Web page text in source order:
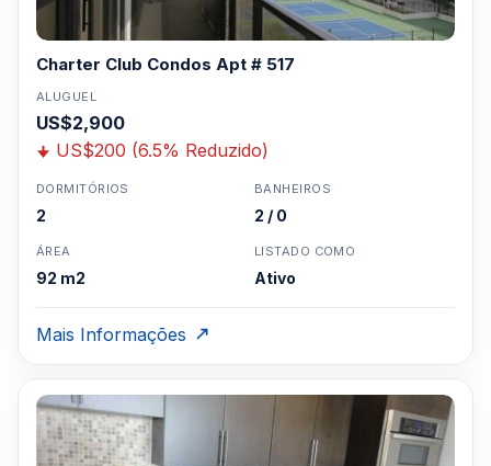
Charter Club Condos Apt # 517
ALUGUEL
US$2,900
US$200 (6.5% Reduzido)
DORMITÓRIOS
2
BANHEIROS
2 / 0
ÁREA
92 m2
LISTADO COMO
Ativo
Mais Informações